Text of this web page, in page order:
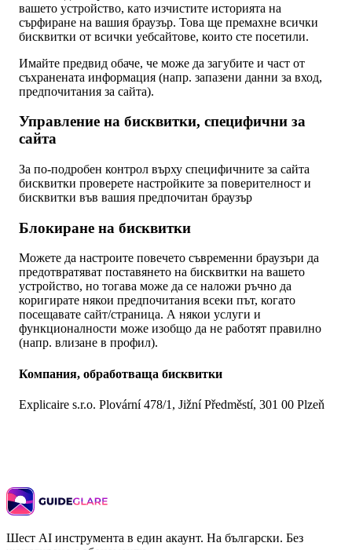
вашето устройство, като изчистите историята на
сърфиране на вашия браузър. Това ще премахне всички
бисквитки от всички уебсайтове, които сте посетили.
Имайте предвид обаче, че може да загубите и част от
съхранената информация (напр. запазени данни за вход,
предпочитания за сайта).
Управление на бисквитки, специфични за
сайта
За по-подробен контрол върху специфичните за сайта
бисквитки проверете настройките за поверителност и
бисквитки във вашия предпочитан браузър
Блокиране на бисквитки
Можете да настроите повечето съвременни браузъри да
предотвратяват поставянето на бисквитки на вашето
устройство, но тогава може да се наложи ръчно да
коригирате някои предпочитания всеки път, когато
посещавате сайт/страница. А някои услуги и
функционалности може изобщо да не работят правилно
(напр. влизане в профил).
Компания, обработваща бисквитки
Explicaire s.r.o. Plovární 478/1, Jižní Předměstí, 301 00 Plzeň
Шест AI инструмента в един акаунт. На български. Без